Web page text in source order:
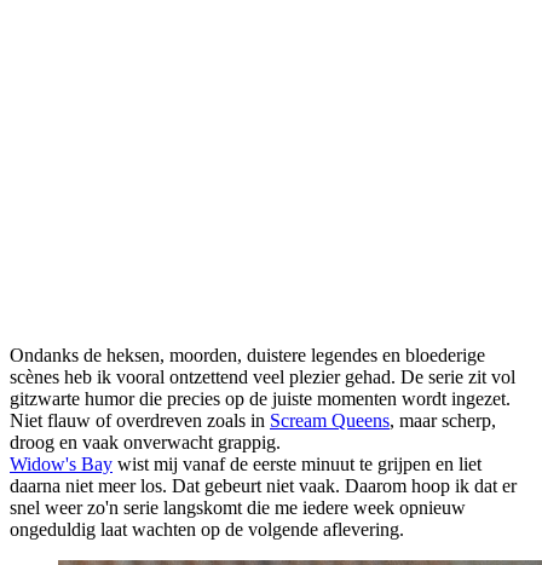
Ondanks de heksen, moorden, duistere legendes en bloederige
scènes heb ik vooral ontzettend veel plezier gehad. De serie zit vol
gitzwarte humor die precies op de juiste momenten wordt ingezet.
Niet flauw of overdreven zoals in Scream Queens, maar scherp,
droog en vaak onverwacht grappig.
Widow's Bay wist mij vanaf de eerste minuut te grijpen en liet
daarna niet meer los. Dat gebeurt niet vaak. Daarom hoop ik dat er
snel weer zo'n serie langskomt die me iedere week opnieuw
ongeduldig laat wachten op de volgende aflevering.